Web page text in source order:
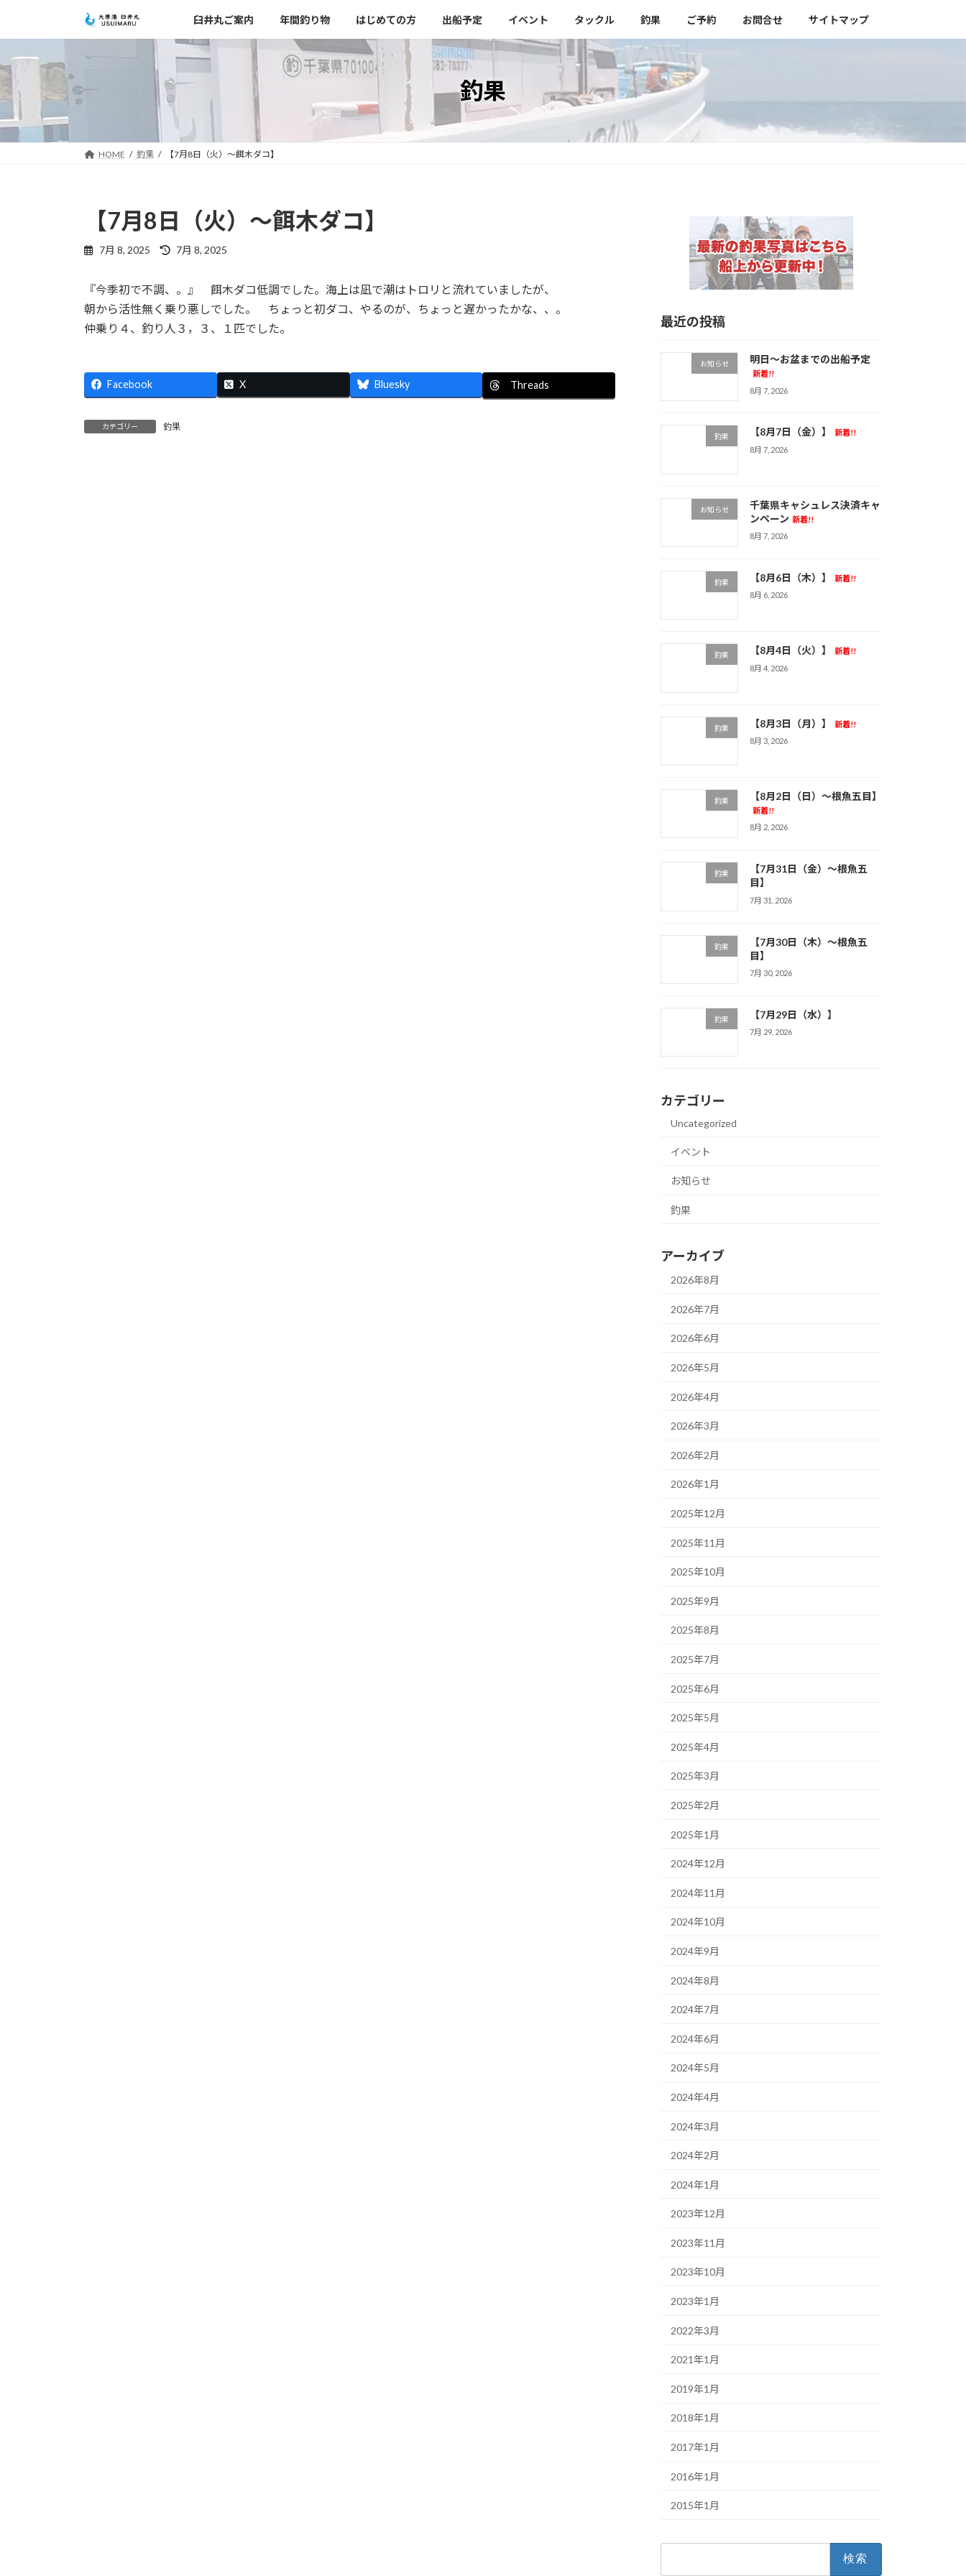
テ
ン
ツ
へ
キ
ッ
ゲ
ー
シ
ョ
に
移
臼井丸ご案内 年間釣り物 はじめての方 出船予定 イベント タックル 釣果 ご予約 お問合せ サイトマップ
釣果
HOME 釣果 【7月8日（火）～餌木ダコ】
【7月8日（火）～餌木ダコ】
7月 8, 2025
最
新
日
:
7月 8, 2025
『今季初で不調、。』 餌木ダコ低調でした。海上は凪で潮はトロリと流れていましたが、
朝から活性無く乗り悪しでした。 ちょっと初ダコ、やるのが、ちょっと遅かったかな、、。
仲乗り４、釣り人３，３、１匹でした。
Facebook X Bluesky Threads
カテゴリー 釣果
最近の投稿
お知らせ 明日～お盆までの出船予定
新着!!
8月 7, 2026
釣果 【8月7日（金）】
新着!!
8月 7, 2026
お知らせ
千葉県キャシュレス決済キャ
ンペーン 新着!!
8月 7, 2026
釣果 【8月6日（木）】
新着!!
8月 6, 2026
釣果 【8月4日（火）】
新着!!
8月 4, 2026
釣果 【8月3日（月）】
新着!!
8月 3, 2026
釣果 【8月2日（日）～根魚五目】
新着!!
8月 2, 2026
釣果
【7月31日（金）～根魚五
目】
7月 31, 2026
釣果
【7月30日（木）～根魚五
目】
7月 30, 2026
釣果 【7月29日（水）】
7月 29, 2026
カテゴリー
Uncategorized
イベント
お知らせ
釣果
アーカイブ
2026年8月
2026年7月
2026年6月
2026年5月
2026年4月
2026年3月
2026年2月
2026年1月
2025年12月
2025年11月
2025年10月
2025年9月
2025年8月
2025年7月
2025年6月
2025年5月
2025年4月
2025年3月
2025年2月
2025年1月
2024年12月
2024年11月
2024年10月
2024年9月
2024年8月
2024年7月
2024年6月
2024年5月
2024年4月
2024年3月
2024年2月
2024年1月
2023年12月
2023年11月
2023年10月
2023年1月
2022年3月
2021年1月
2019年1月
2018年1月
2017年1月
2016年1月
2015年1月